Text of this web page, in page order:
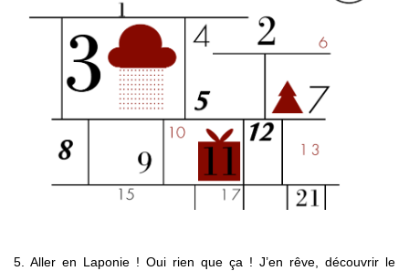
5. Aller en Laponie ! Oui rien que ça ! J’en rêve, découvrir le